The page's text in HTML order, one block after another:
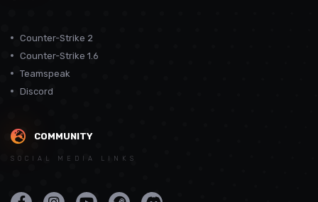
Counter-Strike 2
Counter-Strike 1.6
Teamspeak
Discord
COMMUNITY
SOCIAL MEDIA LINKS